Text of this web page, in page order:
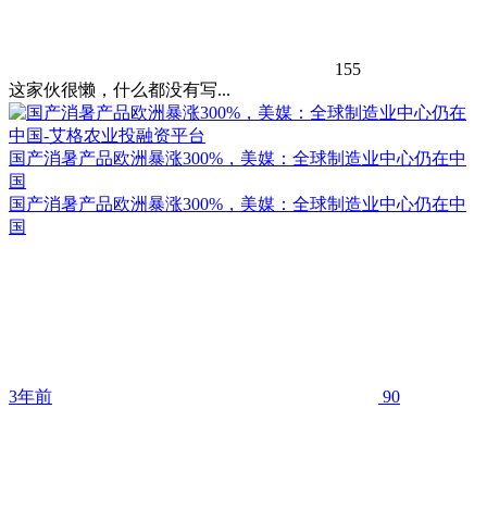
155
这家伙很懒，什么都没有写...
国产消暑产品欧洲暴涨300%，美媒：全球制造业中心仍在中
国
国产消暑产品欧洲暴涨300%，美媒：全球制造业中心仍在中
国
3年前 90